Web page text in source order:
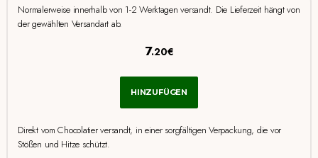
Normalerweise innerhalb von 1-2 Werktagen versandt. Die Lieferzeit hängt von
der gewählten Versandart ab.
7.20€
HINZUFÜGEN
Direkt vom Chocolatier versandt, in einer sorgfältigen Verpackung, die vor
Stößen und Hitze schützt.